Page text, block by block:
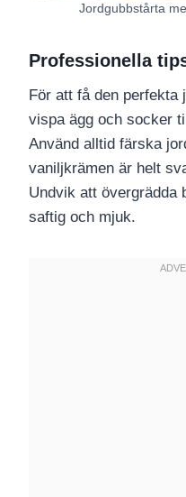
Jordgubbstårta
Professionella
För att få den perfekta
vispa ägg och socker
Använd alltid färska
vaniljkrämen är helt
Undvik att övergrädda
saftig och mjuk.